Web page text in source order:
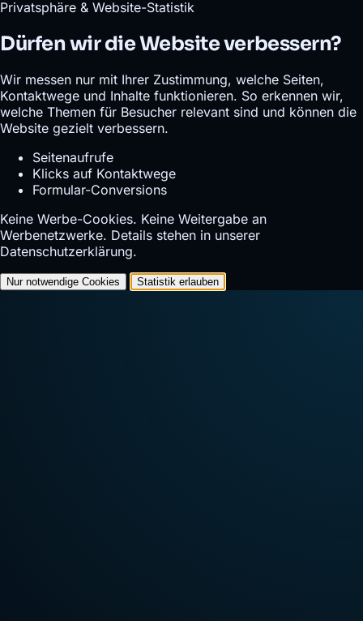
Privatsphäre & Website-Statistik
Dürfen wir die Website verbessern?
Wir messen nur mit Ihrer Zustimmung, welche Seiten,
Kontaktwege und Inhalte funktionieren. So erkennen wir,
welche Themen für Besucher relevant sind und können die
Website gezielt verbessern.
Seitenaufrufe
Klicks auf Kontaktwege
Formular-Conversions
Keine Werbe-Cookies. Keine Weitergabe an
Werbenetzwerke. Details stehen in unserer
Datenschutzerklärung.
Nur notwendige Cookies Statistik erlauben